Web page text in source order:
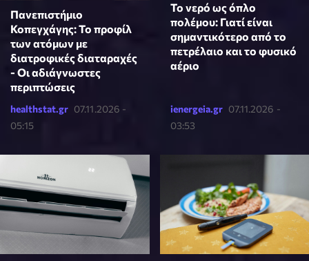
Πανεπιστήμιο
Κοπεγχάγης: Το προφίλ
των ατόμων με
διατροφικές διαταραχές
- Οι αδιάγνωστες
περιπτώσεις
healthstat.gr 07.11.2026 -
05:15
Το νερό ως όπλο
πολέμου: Γιατί είναι
σημαντικότερο από το
πετρέλαιο και το φυσικό
αέριο
ienergeia.gr 07.11.2026 -
03:53